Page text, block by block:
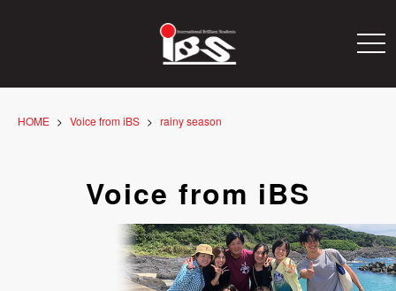
HOME Voice from iBS rainy season
Voice from iBS